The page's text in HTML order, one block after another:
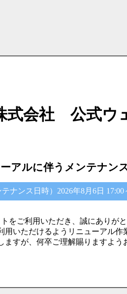
式会社 公式ウ
アルに伴うメンテナン
テナンス日時）2026年8月6日 17:00
をご利用いただき、誠にありがと
用いただけるようリニューアル作
ますが、何卒ご理解賜りますよう